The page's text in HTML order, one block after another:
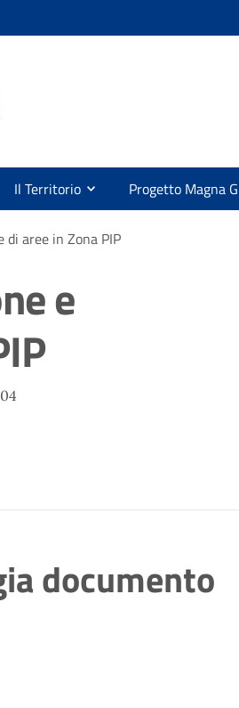
Il Territorio Progetto Magna
di aree in Zona PIP
e
documento